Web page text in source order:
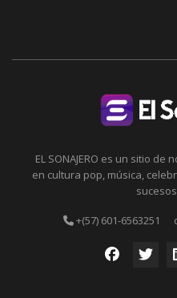
EL SONAJERO es un sitio
en cultura pop, música,
+(57) 601-6563251